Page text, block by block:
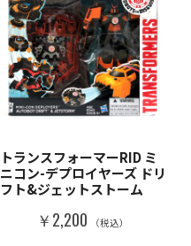
トランスフォーマーRID ミ
ニコン-デプロイヤーズ ドリ
フト&ジェットストーム
￥2,200 （税込）